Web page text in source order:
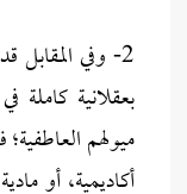
2- وفي المقابل
بعقلانية كاملة
ميولهم
أكاديمية، أو